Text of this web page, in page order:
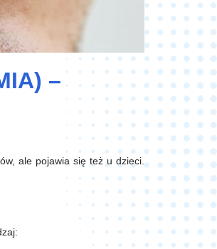
–
ale pojawia się też u dzieci.